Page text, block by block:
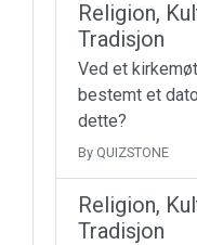
Religion,
Tradisjon
Ved et
bestemt et
dette?
By QUIZSTONE
Religion,
Tradisjon